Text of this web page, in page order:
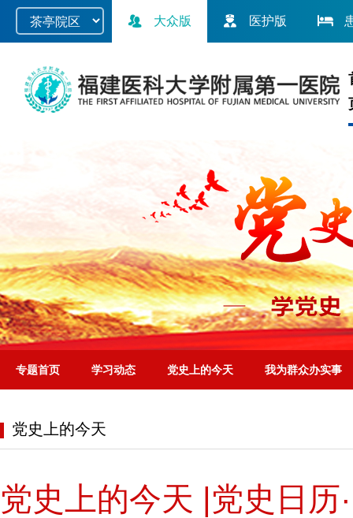
大众版 医护版
专题首页 学习动态 党史上的今天 我为群众办实事
党史上的今天
党史上的今天 |党史日历